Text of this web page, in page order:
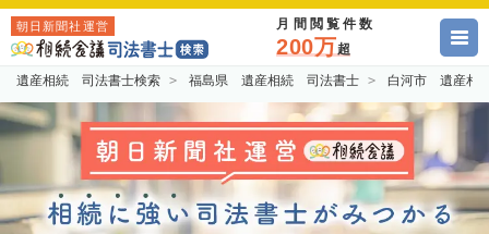
朝日新聞社運営 月間閲覧件数
200万超
遺産相続 司法書士検索 福島県 遺産相続 司法書士 白河市 遺産相